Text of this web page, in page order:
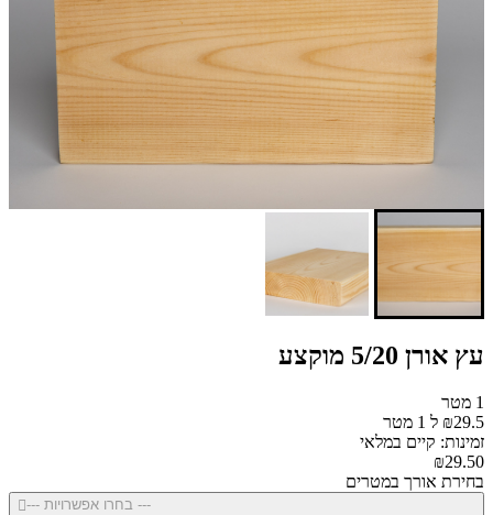
עץ אורן 5/20 מוקצע
1 מטר
₪29.5 ל 1 מטר
זמינות: קיים במלאי
₪29.50
בחירת אורך במטרים
--- בחרו אפשרויות ---